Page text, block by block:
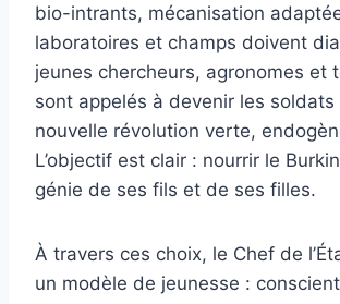
bio-intrants, mécanisation
laboratoires et champs doivent
jeunes chercheurs, agronomes et
sont appelés à devenir les soldats
nouvelle révolution verte,
L’objectif est clair : nourrir le
génie de ses fils et de ses filles.
À travers ces choix, le Chef de
un modèle de jeunesse :